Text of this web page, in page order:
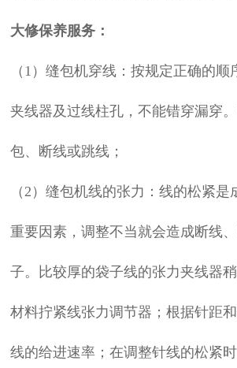
大修保养服务：
（1）缝包机穿线：按规定正确的顺
夹线器及过线柱孔，不能错穿漏穿
包、断线或跳线；
（2）缝包机线的张力：线的松紧是
重要因素，调整不当就会造成断线
子。比较厚的袋子线的张力夹线器
材料拧紧线张力调节器；根据针距
线的给进速率；在调整针线的松紧